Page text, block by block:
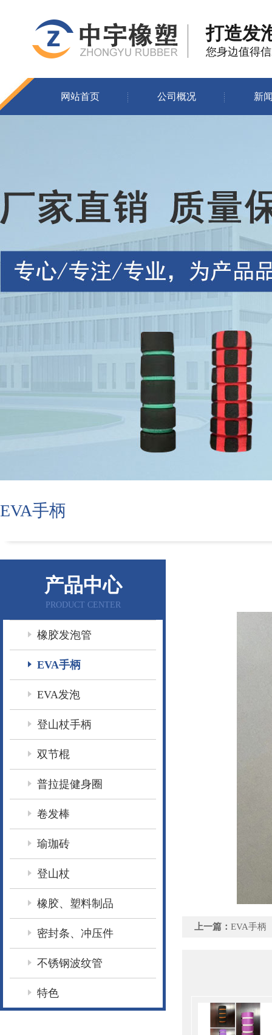
打造发
您身边值得
网站首页 公司概况 新
EVA手柄
产品中心
PRODUCT CENTER
橡胶发泡管
EVA手柄
EVA发泡
登山杖手柄
双节棍
普拉提健身圈
卷发棒
瑜珈砖
登山杖
橡胶、塑料制品
密封条、冲压件
不锈钢波纹管
特色
上一篇： EVA手柄